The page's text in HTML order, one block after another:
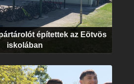
építettek az Eötvös
iskolában